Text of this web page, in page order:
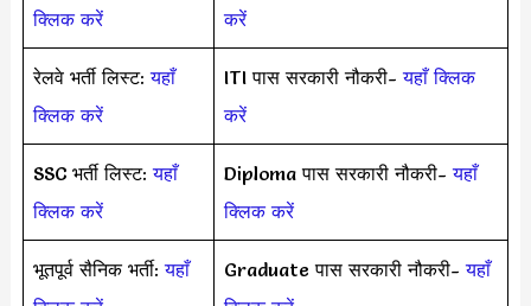
क्लिक करें
करें
रेलवे भर्ती लिस्ट:यहाँ
क्लिक करें
ITI पास सरकारी नौकरी-यहाँ क्लिक
करें
SSC भर्ती लिस्ट:यहाँ
क्लिक करें
Diploma पास सरकारी नौकरी-यहाँ
क्लिक करें
भूतपूर्व सैनिक भर्ती:यहाँ
Graduate पास सरकारी नौकरी-यहाँ